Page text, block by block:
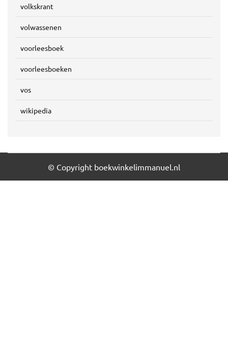
volkskrant
volwassenen
voorleesboek
voorleesboeken
vos
wikipedia
© Copyright boekwinkelimmanuel.nl